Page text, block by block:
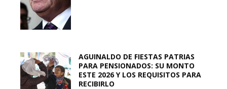
AGUINALDO DE FIESTAS PATRIAS
PARA PENSIONADOS: SU MONTO
ESTE 2026 Y LOS REQUISITOS PARA
RECIBIRLO